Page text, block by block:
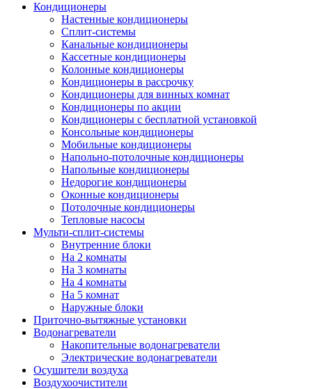
Кондиционеры
Настенные кондиционеры
Сплит-системы
Канальные кондиционеры
Кассетные кондиционеры
Колонные кондиционеры
Кондиционеры в рассрочку
Кондиционеры для винных комнат
Кондиционеры по акции
Кондиционеры с бесплатной установкой
Консольные кондиционеры
Мобильные кондиционеры
Напольно-потолочные кондиционеры
Напольные кондиционеры
Недорогие кондиционеры
Оконные кондиционеры
Потолочные кондиционеры
Тепловые насосы
Мульти-сплит-системы
Внутренние блоки
На 2 комнаты
На 3 комнаты
На 4 комнаты
На 5 комнат
Наружные блоки
Приточно-вытяжные установки
Водонагреватели
Накопительные водонагреватели
Электрические водонагреватели
Осушители воздуха
Воздухоочистители